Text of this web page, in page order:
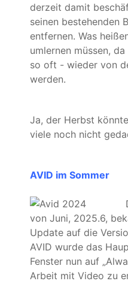
derzeit damit
seinen bestehenden
entfernen. Was
umlernen müssen,
so oft - wieder von
werden.
Ja, der Herbst
viele noch nicht
AVID im Sommer
von Juni, 2025.6,
Update auf die
AVID wurde das
Fenster nun auf
Arbeit mit Video zu